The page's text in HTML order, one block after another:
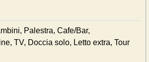
Palestra, Cafe/Bar,
TV, Doccia solo, Letto extra, Tour